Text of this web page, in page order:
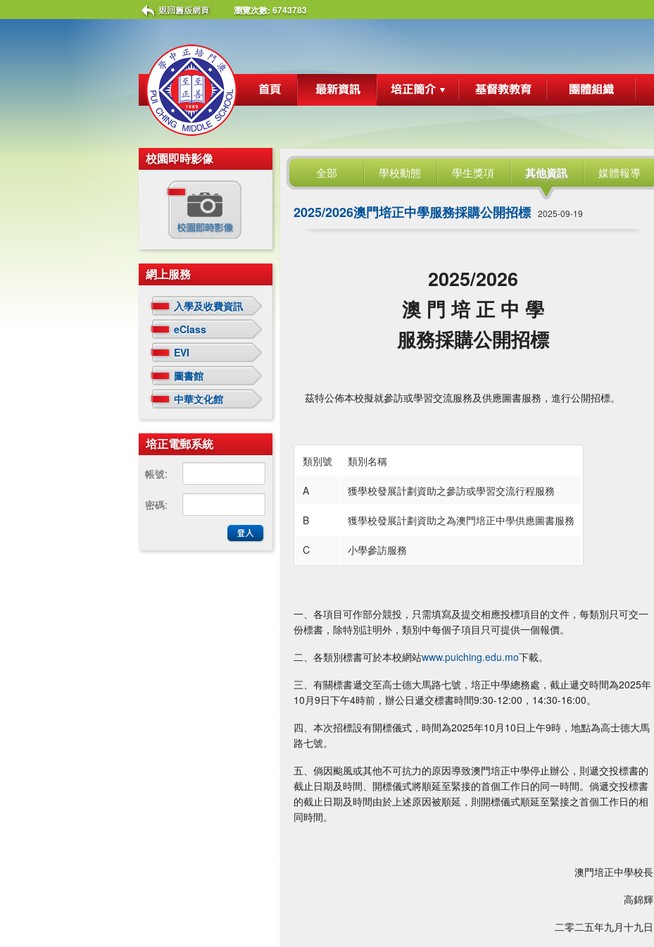
瀏覽次數: 6743783
校園即時影像
網上服務
入學及收費資訊
eClass
EVI
圖書館
中華文化館
培正電郵系統
帳號:
密碼:
全部 學校動態 學生獎項 其他資訊 媒體報導
2025/2026澳門培正中學服務採購公開招標 2025-09-19
2025/2026
澳 門 培 正 中 學
服務採購公開招標
茲特公佈本校擬就參訪或學習交流服務及供應圖書服務，進行公開招標。
類別號 類別名稱
A 獲學校發展計劃資助之參訪或學習交流行程服務
B 獲學校發展計劃資助之為澳門培正中學供應圖書服務
C 小學參訪服務
一、各項目可作部分競投，只需填寫及提交相應投標項目的文件，每類別只可交一
份標書，除特別註明外，類別中每個子項目只可提供一個報價。
二、各類別標書可於本校網站www.puiching.edu.mo下載。
三、有關標書遞交至高士德大馬路七號，培正中學總務處，截止遞交時間為2025年
10月9日下午4時前，辦公日遞交標書時間9:30-12:00，14:30-16:00。
四、本次招標設有開標儀式，時間為2025年10月10日上午9時，地點為高士德大馬
路七號。
五、倘因颱風或其他不可抗力的原因導致澳門培正中學停止辦公，則遞交投標書的
截止日期及時間、開標儀式將順延至緊接的首個工作日的同一時間。倘遞交投標書
的截止日期及時間由於上述原因被順延，則開標儀式順延至緊接之首個工作日的相
同時間。
澳門培正中學校長
高錦輝
二零二五年九月十九日